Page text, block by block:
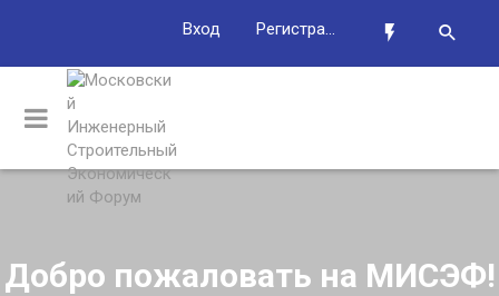
Вход Регистрация
Добро пожаловать на МИСЭФ!